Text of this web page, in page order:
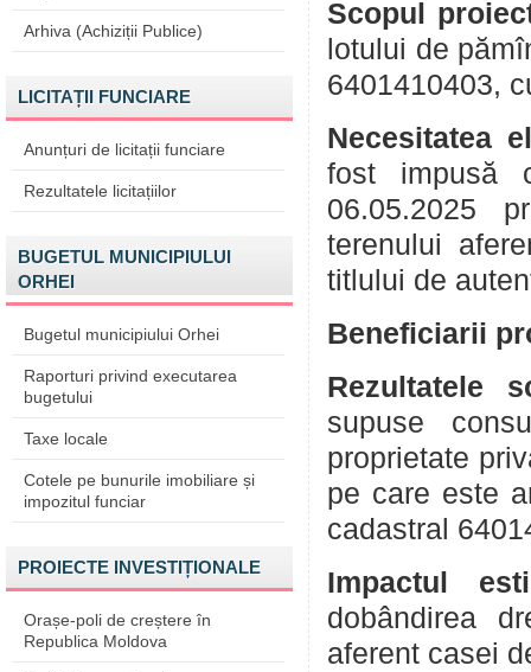
Arhiva (Achiziții Publice)
LICITAȚII FUNCIARE
Anunțuri de licitații funciare
Rezultatele licitațiilor
BUGETUL MUNICIPIULUI
ORHEI
Bugetul municipiului Orhei
Raporturi privind executarea
bugetului
Taxe locale
Cotele pe bunurile imobiliare și
impozitul funciar
PROIECTE INVESTIȚIONALE
Orașe-poli de creștere în
Republica Moldova
Scopul
lotului de
6401410403,
Necesitatea
fost impusă
06.05.2025
terenului
titlului de
Beneficiarii
Rezultatele
supuse
proprietate
pe care este
cadastral
Impactul
dobândirea
aferent casei